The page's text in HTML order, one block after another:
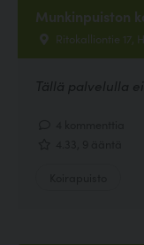
Munkinpuiston
Ritokalliontie 17,
Tällä palvelulla